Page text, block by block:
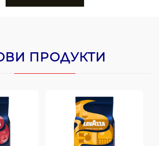
ПРОДУКТИ